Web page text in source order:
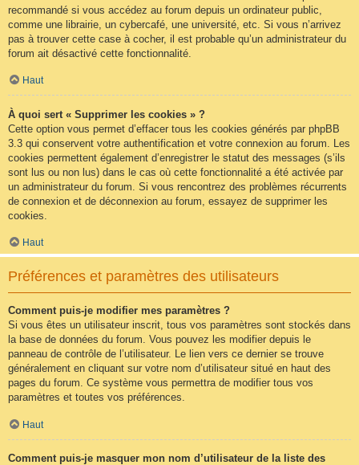
recommandé si vous accédez au forum depuis un ordinateur public,
comme une librairie, un cybercafé, une université, etc. Si vous n’arrivez
pas à trouver cette case à cocher, il est probable qu’un administrateur du
forum ait désactivé cette fonctionnalité.
Haut
À quoi sert « Supprimer les cookies » ?
Cette option vous permet d’effacer tous les cookies générés par phpBB
3.3 qui conservent votre authentification et votre connexion au forum. Les
cookies permettent également d’enregistrer le statut des messages (s’ils
sont lus ou non lus) dans le cas où cette fonctionnalité a été activée par
un administrateur du forum. Si vous rencontrez des problèmes récurrents
de connexion et de déconnexion au forum, essayez de supprimer les
cookies.
Haut
Préférences et paramètres des utilisateurs
Comment puis-je modifier mes paramètres ?
Si vous êtes un utilisateur inscrit, tous vos paramètres sont stockés dans
la base de données du forum. Vous pouvez les modifier depuis le
panneau de contrôle de l’utilisateur. Le lien vers ce dernier se trouve
généralement en cliquant sur votre nom d’utilisateur situé en haut des
pages du forum. Ce système vous permettra de modifier tous vos
paramètres et toutes vos préférences.
Haut
Comment puis-je masquer mon nom d’utilisateur de la liste des